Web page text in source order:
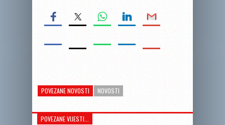
POVEZANE NOVOSTI NOVOSTI
POVEZANE VIJESTI...